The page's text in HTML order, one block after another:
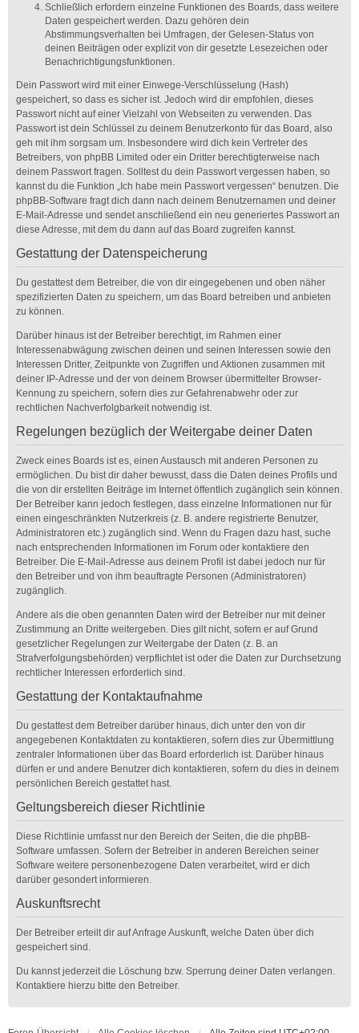
Schließlich erfordern einzelne Funktionen des Boards, dass weitere
Daten gespeichert werden. Dazu gehören dein
Abstimmungsverhalten bei Umfragen, der Gelesen-Status von
deinen Beiträgen oder explizit von dir gesetzte Lesezeichen oder
Benachrichtigungsfunktionen.
Dein Passwort wird mit einer Einwege-Verschlüsselung (Hash)
gespeichert, so dass es sicher ist. Jedoch wird dir empfohlen, dieses
Passwort nicht auf einer Vielzahl von Webseiten zu verwenden. Das
Passwort ist dein Schlüssel zu deinem Benutzerkonto für das Board, also
geh mit ihm sorgsam um. Insbesondere wird dich kein Vertreter des
Betreibers, von phpBB Limited oder ein Dritter berechtigterweise nach
deinem Passwort fragen. Solltest du dein Passwort vergessen haben, so
kannst du die Funktion „Ich habe mein Passwort vergessen“ benutzen. Die
phpBB-Software fragt dich dann nach deinem Benutzernamen und deiner
E-Mail-Adresse und sendet anschließend ein neu generiertes Passwort an
diese Adresse, mit dem du dann auf das Board zugreifen kannst.
Gestattung der Datenspeicherung
Du gestattest dem Betreiber, die von dir eingegebenen und oben näher
spezifizierten Daten zu speichern, um das Board betreiben und anbieten
zu können.
Darüber hinaus ist der Betreiber berechtigt, im Rahmen einer
Interessenabwägung zwischen deinen und seinen Interessen sowie den
Interessen Dritter, Zeitpunkte von Zugriffen und Aktionen zusammen mit
deiner IP-Adresse und der von deinem Browser übermittelter Browser-
Kennung zu speichern, sofern dies zur Gefahrenabwehr oder zur
rechtlichen Nachverfolgbarkeit notwendig ist.
Regelungen bezüglich der Weitergabe deiner Daten
Zweck eines Boards ist es, einen Austausch mit anderen Personen zu
ermöglichen. Du bist dir daher bewusst, dass die Daten deines Profils und
die von dir erstellten Beiträge im Internet öffentlich zugänglich sein können.
Der Betreiber kann jedoch festlegen, dass einzelne Informationen nur für
einen eingeschränkten Nutzerkreis (z. B. andere registrierte Benutzer,
Administratoren etc.) zugänglich sind. Wenn du Fragen dazu hast, suche
nach entsprechenden Informationen im Forum oder kontaktiere den
Betreiber. Die E-Mail-Adresse aus deinem Profil ist dabei jedoch nur für
den Betreiber und von ihm beauftragte Personen (Administratoren)
zugänglich.
Andere als die oben genannten Daten wird der Betreiber nur mit deiner
Zustimmung an Dritte weitergeben. Dies gilt nicht, sofern er auf Grund
gesetzlicher Regelungen zur Weitergabe der Daten (z. B. an
Strafverfolgungsbehörden) verpflichtet ist oder die Daten zur Durchsetzung
rechtlicher Interessen erforderlich sind.
Gestattung der Kontaktaufnahme
Du gestattest dem Betreiber darüber hinaus, dich unter den von dir
angegebenen Kontaktdaten zu kontaktieren, sofern dies zur Übermittlung
zentraler Informationen über das Board erforderlich ist. Darüber hinaus
dürfen er und andere Benutzer dich kontaktieren, sofern du dies in deinem
persönlichen Bereich gestattet hast.
Geltungsbereich dieser Richtlinie
Diese Richtlinie umfasst nur den Bereich der Seiten, die die phpBB-
Software umfassen. Sofern der Betreiber in anderen Bereichen seiner
Software weitere personenbezogene Daten verarbeitet, wird er dich
darüber gesondert informieren.
Auskunftsrecht
Der Betreiber erteilt dir auf Anfrage Auskunft, welche Daten über dich
gespeichert sind.
Du kannst jederzeit die Löschung bzw. Sperrung deiner Daten verlangen.
Kontaktiere hierzu bitte den Betreiber.